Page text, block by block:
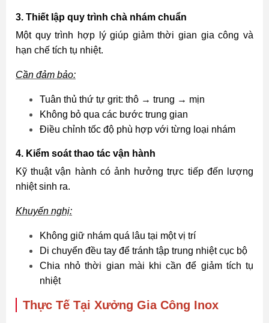
3. Thiết lập quy trình chà nhám chuẩn
Một quy trình hợp lý giúp giảm thời gian gia công và
hạn chế tích tụ nhiệt.
Cần đảm bảo:
Tuân thủ thứ tự grit: thô → trung → mịn
Không bỏ qua các bước trung gian
Điều chỉnh tốc độ phù hợp với từng loại nhám
4. Kiểm soát thao tác vận hành
Kỹ thuật vận hành có ảnh hưởng trực tiếp đến lượng
nhiệt sinh ra.
Khuyến nghị:
Không giữ nhám quá lâu tại một vị trí
Di chuyển đều tay để tránh tập trung nhiệt cục bộ
Chia nhỏ thời gian mài khi cần để giảm tích tụ
nhiệt
Thực Tế Tại Xưởng Gia Công Inox